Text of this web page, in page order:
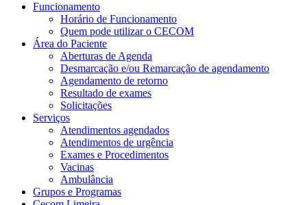
Funcionamento
Horário de Funcionamento
Quem pode utilizar o CECOM
Área do Paciente
Aberturas de Agenda
Desmarcação e/ou Remarcação de agendamento
Agendamento de retorno
Resultado de exames
Solicitações
Serviços
Atendimentos agendados
Atendimentos de urgência
Exames e Procedimentos
Vacinas
Ambulância
Grupos e Programas